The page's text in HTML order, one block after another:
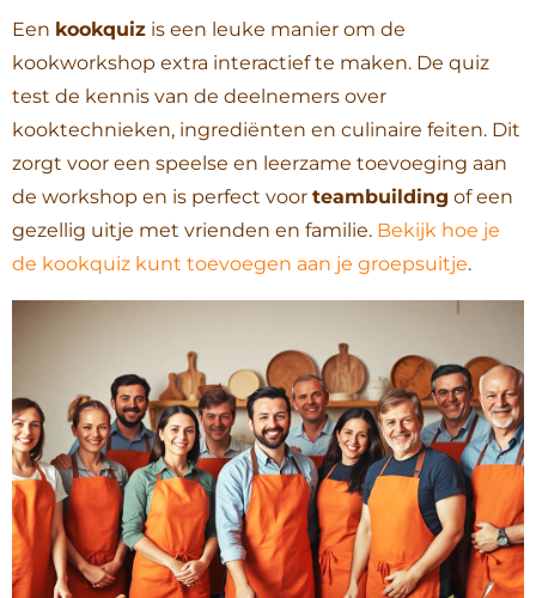
Een kookquiz is een leuke manier om de
kookworkshop extra interactief te maken. De quiz
test de kennis van de deelnemers over
kooktechnieken, ingrediënten en culinaire feiten. Dit
zorgt voor een speelse en leerzame toevoeging aan
de workshop en is perfect voor teambuilding of een
gezellig uitje met vrienden en familie. Bekijk hoe je
de kookquiz kunt toevoegen aan je groepsuitje.